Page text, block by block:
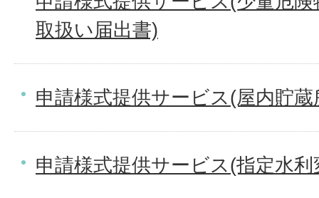
取扱い届出書)
申請様式提供サービス(屋内貯
申請様式提供サービス(指定水